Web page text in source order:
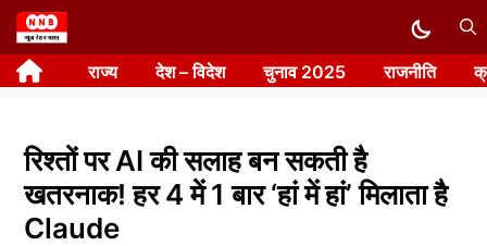
Skip
to
content राज्य देश – विदेश चुनाव 2025 राजनीति
रिश्तों पर AI की सलाह बन सकती है
खतरनाक! हर 4 में 1 बार ‘हां में हां’ मिलाता है
Claude